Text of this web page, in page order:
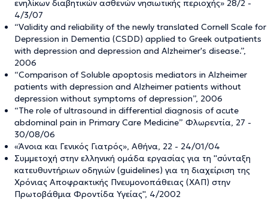
ενηλίκων διαβητικών ασθενών νησιωτικής περιοχής» 28/2 -
4/3/07
“Validity and reliability of the newly translated Cornell Scale for
Depression in Dementia (CSDD) applied to Greek outpatients
with depression and depression and Alzheimer's disease.”,
2006
“Comparison of Soluble apoptosis mediators in Alzheimer
patients with depression and Alzheimer patients without
depression without symptoms of depression”, 2006
“The role of ultrasound in differential diagnosis of acute
abdominal pain in Primary Care Medicine” Φλωρεντία, 27 -
30/08/06
«Άνοια και Γενικός Γιατρός», Αθήνα, 22 - 24/01/04
Συμμετοχή στην ελληνική ομάδα εργασίας για τη ''σύνταξη
κατευθυντήριων οδηγιών (guidelines) για τη διαχείριση της
Χρόνιας Αποφρακτικής Πνευμονοπάθειας (ΧΑΠ) στην
Πρωτοβάθμια Φροντίδα Υγείας'', 4/2002